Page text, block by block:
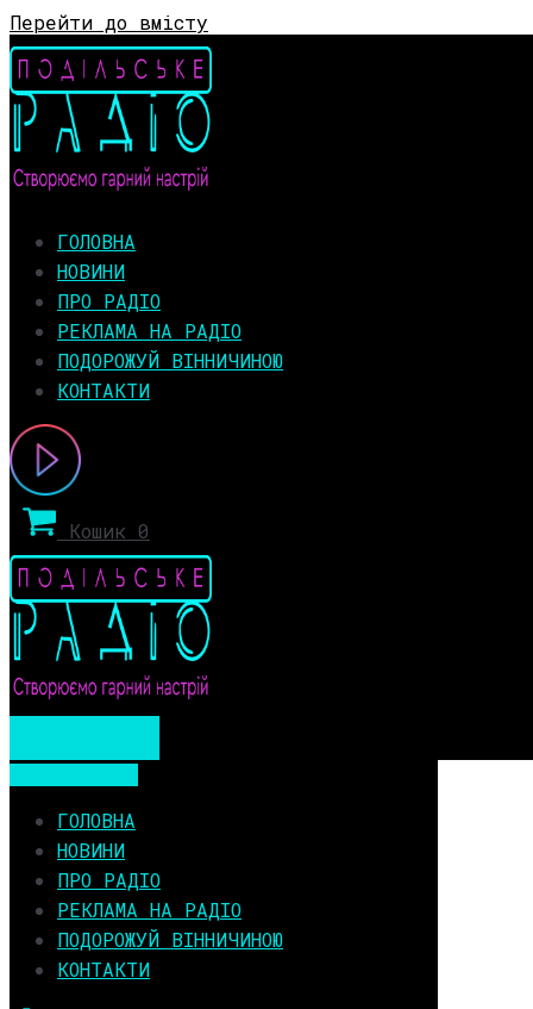
Перейти до вмісту
ГОЛОВНА
НОВИНИ
ПРО РАДІО
РЕКЛАМА НА РАДІО
ПОДОРОЖУЙ ВІННИЧИНОЮ
КОНТАКТИ
Кошик 0
ГОЛОВНА
НОВИНИ
ПРО РАДІО
РЕКЛАМА НА РАДІО
ПОДОРОЖУЙ ВІННИЧИНОЮ
КОНТАКТИ